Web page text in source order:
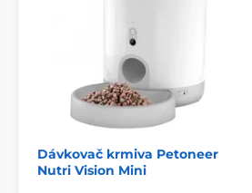
Dávkovač krmiva Petoneer
Nutri Vision Mini